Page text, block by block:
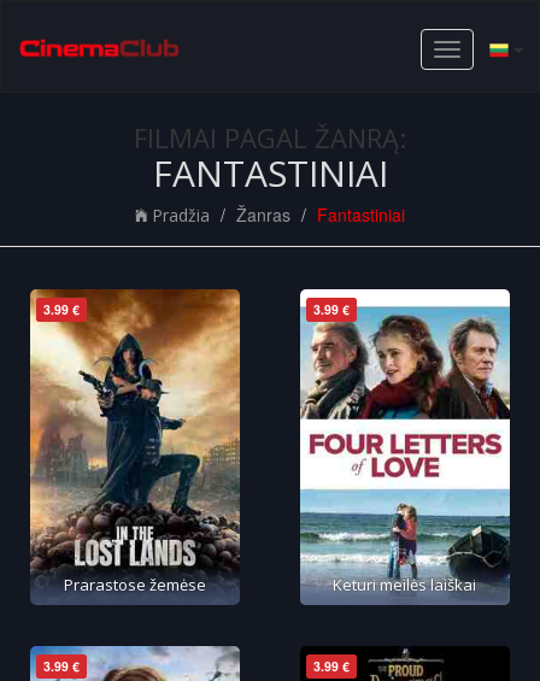
Toggle
navigation
FILMAI PAGAL ŽANRĄ:
FANTASTINIAI
Pradžia Žanras Fantastiniai
3.99 €
Keturi meilės laiškai
3.99 €
Prarastose žemėse
3.99 €
3.99 €